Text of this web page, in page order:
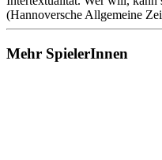
(Hannoversche Allgemeine
Mehr SpielerInnen